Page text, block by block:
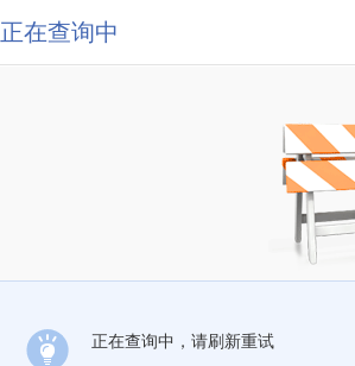
正在查询中
正在查询中，请刷新重试